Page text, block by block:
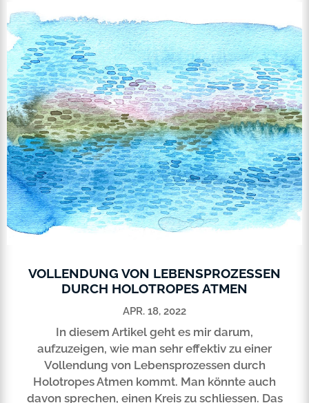
VOLLENDUNG VON LEBENSPROZESSEN
DURCH HOLOTROPES ATMEN
APR. 18, 2022
In diesem Artikel geht es mir darum,
aufzuzeigen, wie man sehr effektiv zu einer
Vollendung von Lebensprozessen durch
Holotropes Atmen kommt. Man könnte auch
davon sprechen, einen Kreis zu schliessen. Das